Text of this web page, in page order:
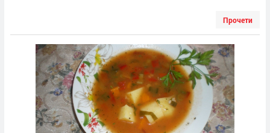
Прочети